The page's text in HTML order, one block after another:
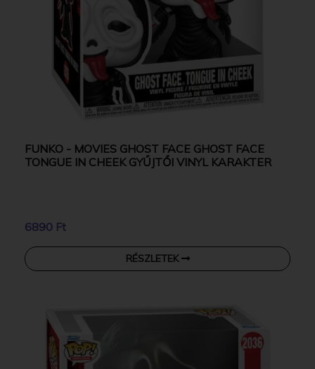
FUNKO - MOVIES GHOST FACE GHOST FACE
TONGUE IN CHEEK GYŰJTŐI VINYL KARAKTER
6890 Ft
RÉSZLETEK